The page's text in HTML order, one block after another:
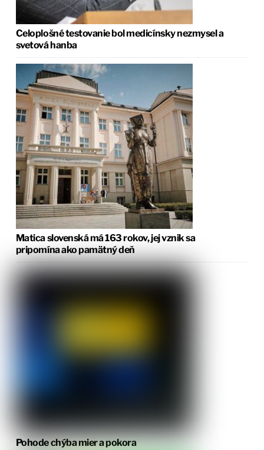
Celoplošné testovanie bol medicínsky nezmysel a
svetová hanba
Matica slovenská má 163 rokov, jej vznik sa
pripomína ako pamätný deň
Pohode chýba mier a pokora